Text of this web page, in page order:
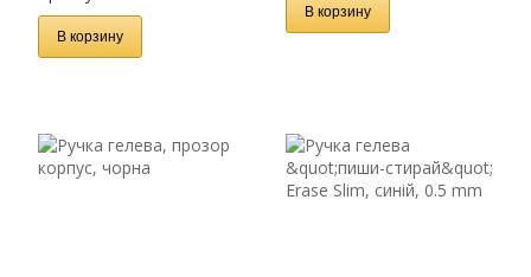
В корзину
В корзину